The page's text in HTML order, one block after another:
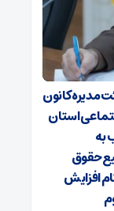
کانون
استان
به
حقوق
افزایش